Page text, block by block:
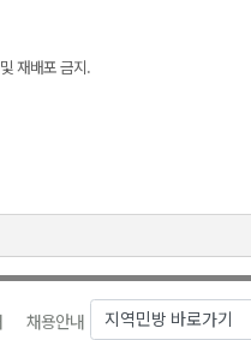
재배포 금지.
채용안내